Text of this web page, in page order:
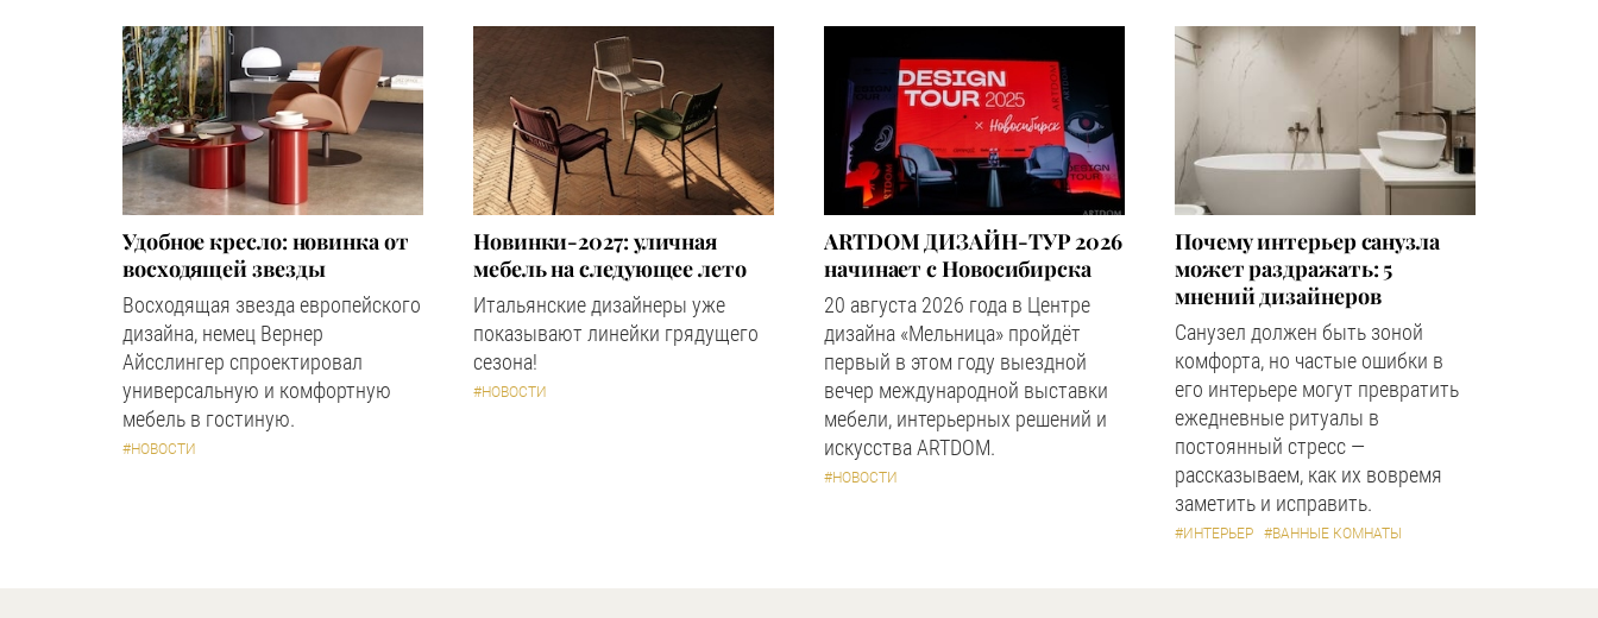
Удобное кресло: новинка от
восходящей звезды
Восходящая звезда европейского
дизайна, немец Вернер
Айсслингер спроектировал
универсальную и комфортную
мебель в гостиную.
#НОВОСТИ
Новинки-2027: уличная
мебель на следующее лето
Итальянские дизайнеры уже
показывают линейки грядущего
сезона!
#НОВОСТИ
ARTDOM ДИЗАЙН-ТУР 2026
начинает с Новосибирска
20 августа 2026 года в Центре
дизайна «Мельница» пройдёт
первый в этом году выездной
вечер международной выставки
мебели, интерьерных решений и
искусства ARTDOM.
#НОВОСТИ
Почему интерьер санузла
может раздражать: 5
мнений дизайнеров
Санузел должен быть зоной
комфорта, но частые ошибки в
его интерьере могут превратить
ежедневные ритуалы в
постоянный стресс —
рассказываем, как их вовремя
заметить и исправить.
#ИНТЕРЬЕР #ВАННЫЕ КОМНАТЫ